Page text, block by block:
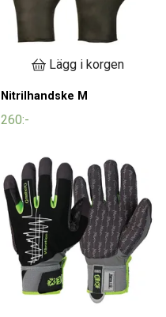
Lägg i korgen
Nitrilhandske M
260:-